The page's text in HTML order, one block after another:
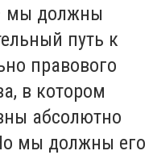
мы должны
путь к
правового
в котором
абсолютно
мы должны его